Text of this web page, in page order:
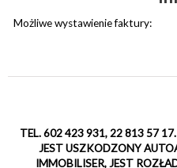
Możliwe wystawienie faktury:
TEL. 602 423 931, 22 813 57
JEST USZKODZONY
IMMOBILISER, JEST